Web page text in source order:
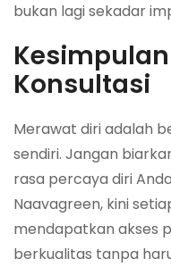
bukan lagi sekadar
Konsultasi
Merawat diri adalah
sendiri. Jangan
rasa percaya diri
Naavagreen, kini
mendapatkan akses
berkualitas tanpa